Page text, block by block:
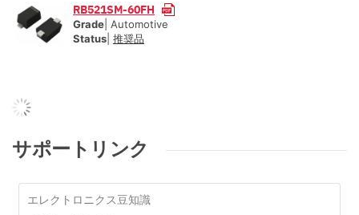
RB521SM-60FH
Grade | Automotive
Status 推奨品
サポートリンク
エレクトロニクス豆知識